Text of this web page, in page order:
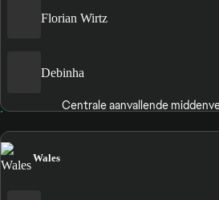
Florian Wirtz
Debinha
Centrale aanvallende
Wales